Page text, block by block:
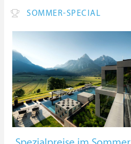
SOMMER-SPECIAL